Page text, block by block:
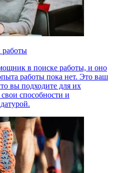
работы
в поиске работы, и оно
работы пока нет. Это ваш
вы подходите для их
способности и